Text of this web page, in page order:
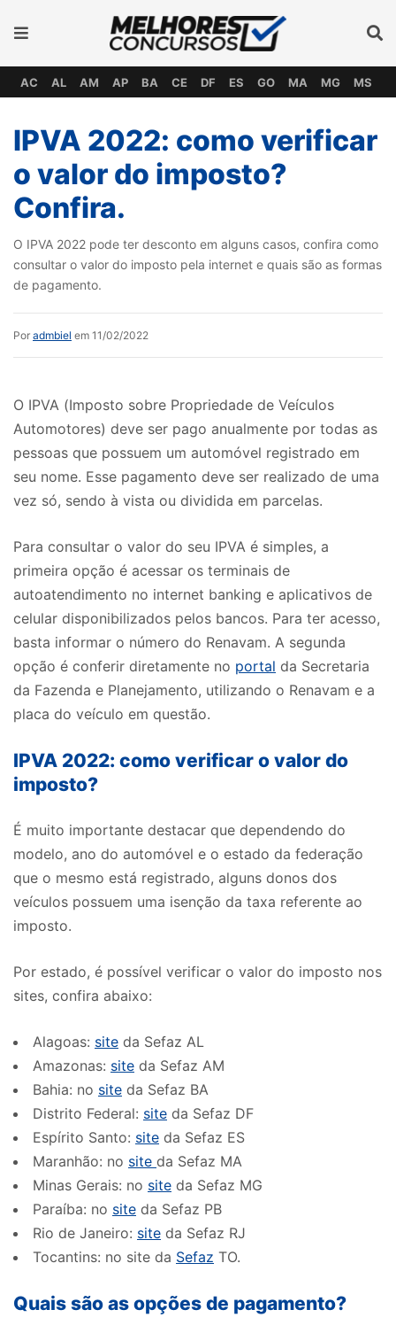
AC AL AM AP BA CE DF ES GO MA MG MS
IPVA 2022: como verificar
o valor do imposto?
Confira.
O IPVA 2022 pode ter desconto em alguns casos, confira como
consultar o valor do imposto pela internet e quais são as formas
de pagamento.
Por admbiel em 11/02/2022
O IPVA (Imposto sobre Propriedade de Veículos
Automotores) deve ser pago anualmente por todas as
pessoas que possuem um automóvel registrado em
seu nome. Esse pagamento deve ser realizado de uma
vez só, sendo à vista ou dividida em parcelas.
Para consultar o valor do seu IPVA é simples, a
primeira opção é acessar os terminais de
autoatendimento no internet banking e aplicativos de
celular disponibilizados pelos bancos. Para ter acesso,
basta informar o número do Renavam. A segunda
opção é conferir diretamente no portal da Secretaria
da Fazenda e Planejamento, utilizando o Renavam e a
placa do veículo em questão.
IPVA 2022: como verificar o valor do
imposto?
É muito importante destacar que dependendo do
modelo, ano do automóvel e o estado da federação
que o mesmo está registrado, alguns donos dos
veículos possuem uma isenção da taxa referente ao
imposto.
Por estado, é possível verificar o valor do imposto nos
sites, confira abaixo:
Alagoas: site da Sefaz AL
Amazonas: site da Sefaz AM
Bahia: no site da Sefaz BA
Distrito Federal: site da Sefaz DF
Espírito Santo: site da Sefaz ES
Maranhão: no site da Sefaz MA
Minas Gerais: no site da Sefaz MG
Paraíba: no site da Sefaz PB
Rio de Janeiro: site da Sefaz RJ
Tocantins: no site da Sefaz TO.
Quais são as opções de pagamento?